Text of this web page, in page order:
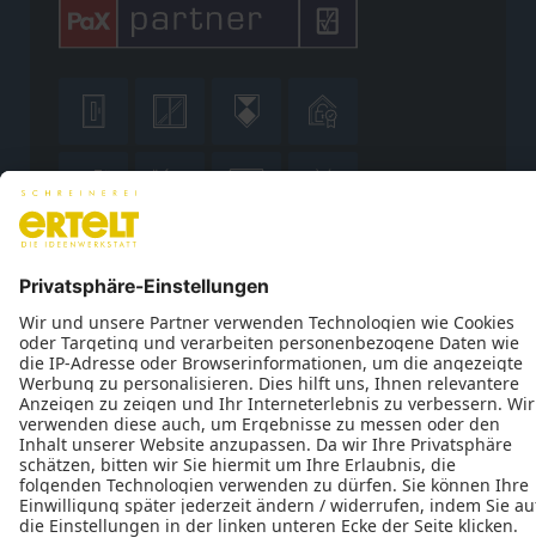
   

Datenschutz Impressum
Kontakt
Schreinerei Ertelt GmbH © 2026